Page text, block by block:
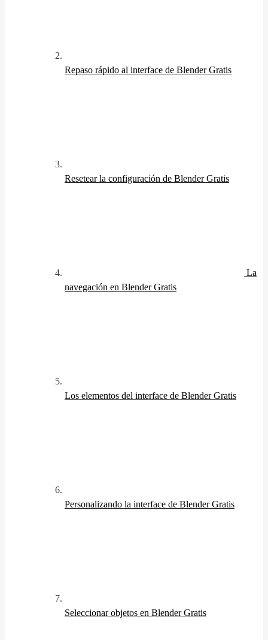
Repaso rápido al interface de BlenderGratis
Resetear la configuración de BlenderGratis
La
navegación en BlenderGratis
Los elementos del interface de BlenderGratis
Personalizando la interface de BlenderGratis
Seleccionar objetos en BlenderGratis